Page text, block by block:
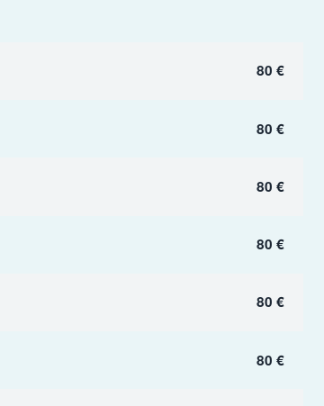
80 €
80 €
80 €
80 €
80 €
80 €